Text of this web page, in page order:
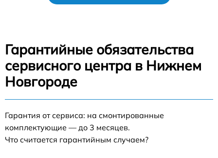
Гарантийные обязательства
сервисного центра в Нижнем
Новгороде
Гарантия от сервиса: на смонтированные
комплектующие — до 3 месяцев.
Что считается гарантийным случаем?